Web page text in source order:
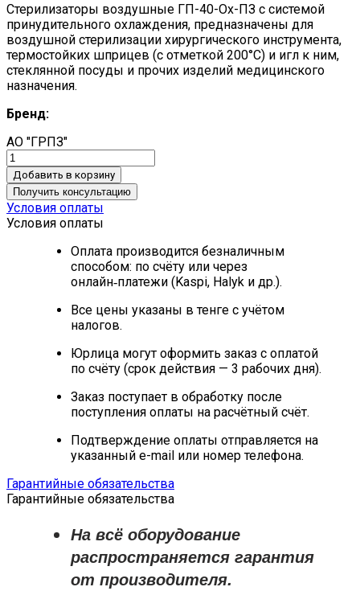
Стерилизаторы воздушные ГП-40-Ох-ПЗ c системой
принудительного охлаждения, предназначены для
воздушной стерилизации хирургического инструмента,
термостойких шприцев (с отметкой 200°С) и игл к ним,
стеклянной посуды и прочих изделий медицинского
назначения.
Бренд:
АО "ГРПЗ"
Добавить в корзину
Получить консультацию
Условия оплаты
Условия оплаты
Оплата производится безналичным
способом: по счёту или через
онлайн‑платежи (Kaspi, Halyk и др.).
Все цены указаны в тенге с учётом
налогов.
Юрлица могут оформить заказ с оплатой
по счёту (срок действия — 3 рабочих дня).
Заказ поступает в обработку после
поступления оплаты на расчётный счёт.
Подтверждение оплаты отправляется на
указанный e-mail или номер телефона.
Гарантийные обязательства
Гарантийные обязательства
На всё оборудование
распространяется гарантия
от производителя.